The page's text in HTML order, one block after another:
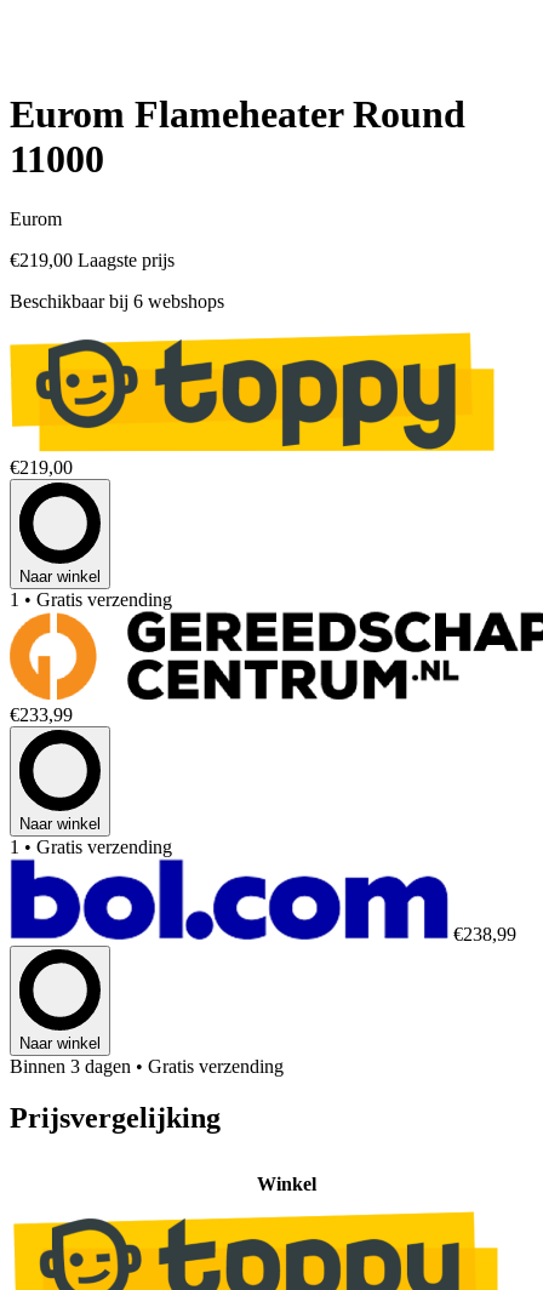
Eurom Flameheater Round
11000
Eurom
€219,00 Laagste prijs
Beschikbaar bij 6 webshops
€219,00
Naar winkel
1 • Gratis verzending
€233,99
Naar winkel
1 • Gratis verzending
€238,99
Naar winkel
Binnen 3 dagen • Gratis verzending
Prijsvergelijking
Winkel